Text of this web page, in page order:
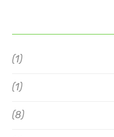
(1)
(1)
(8)